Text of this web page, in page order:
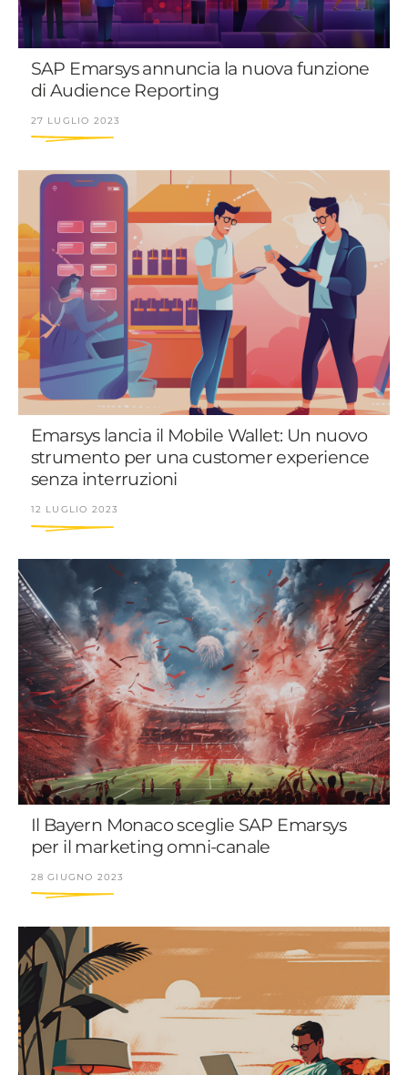
SAP Emarsys annuncia la nuova funzione
di Audience Reporting
27 LUGLIO 2023
Emarsys lancia il Mobile Wallet: Un nuovo
strumento per una customer experience
senza interruzioni
12 LUGLIO 2023
Il Bayern Monaco sceglie SAP Emarsys
per il marketing omni-canale
28 GIUGNO 2023